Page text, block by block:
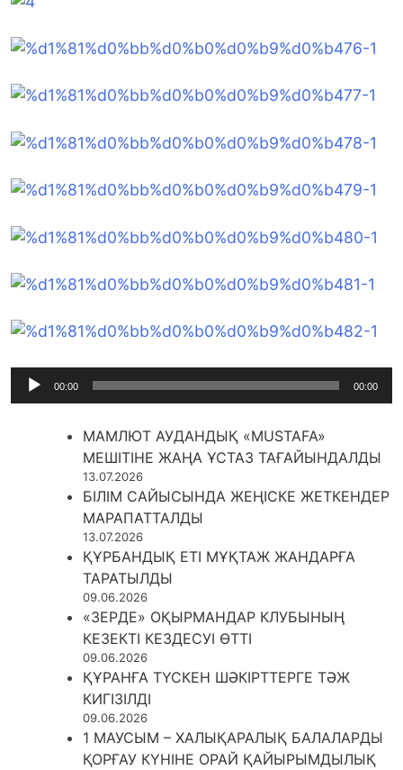
Audio
Player
00:00 00:00
МАМЛЮТ АУДАНДЫҚ «MUSTAFA»
МЕШІТІНЕ ЖАҢА ҰСТАЗ ТАҒАЙЫНДАЛДЫ
13.07.2026
БІЛІМ САЙЫСЫНДА ЖЕҢІСКЕ ЖЕТКЕНДЕР
МАРАПАТТАЛДЫ
13.07.2026
ҚҰРБАНДЫҚ ЕТІ МҰҚТАЖ ЖАНДАРҒА
ТАРАТЫЛДЫ
09.06.2026
«ЗЕРДЕ» ОҚЫРМАНДАР КЛУБЫНЫҢ
КЕЗЕКТІ КЕЗДЕСУІ ӨТТІ
09.06.2026
ҚҰРАНҒА ТҮСКЕН ШӘКІРТТЕРГЕ ТӘЖ
КИГІЗІЛДІ
09.06.2026
1 МАУСЫМ – ХАЛЫҚАРАЛЫҚ БАЛАЛАРДЫ
ҚОРҒАУ КҮНІНЕ ОРАЙ ҚАЙЫРЫМДЫЛЫҚ